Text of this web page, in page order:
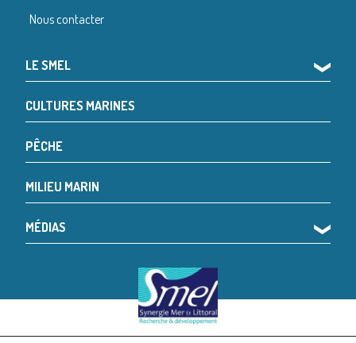
Nous contacter
LE SMEL ❯
CULTURES MARINES
PÊCHE
MILIEU MARIN
MÉDIAS ❯